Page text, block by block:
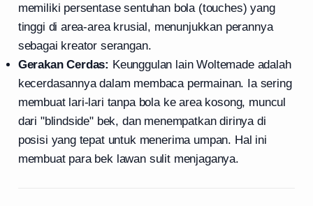
memiliki persentase sentuhan bola (touches) yang
tinggi di area-area krusial, menunjukkan perannya
sebagai kreator serangan.
Gerakan Cerdas: Keunggulan lain Woltemade adalah
kecerdasannya dalam membaca permainan. Ia sering
membuat lari-lari tanpa bola ke area kosong, muncul
dari "blindside" bek, dan menempatkan dirinya di
posisi yang tepat untuk menerima umpan. Hal ini
membuat para bek lawan sulit menjaganya.